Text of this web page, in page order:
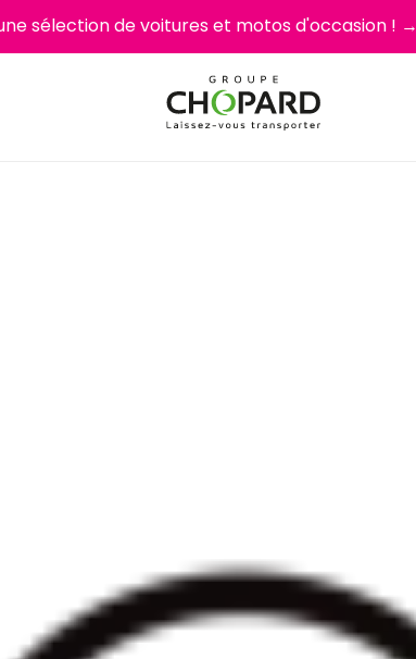
sélection de voitures et motos d'occasion ! →